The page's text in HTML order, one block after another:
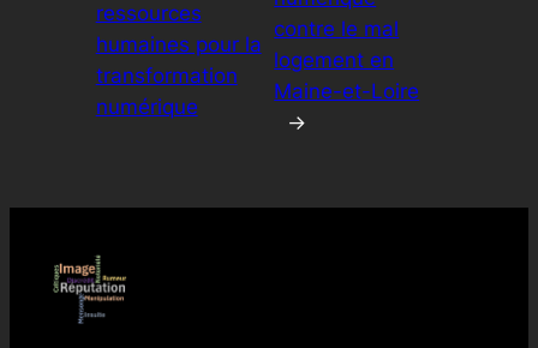
ressources
humaines pour la
transformation
numérique
contre le mal
logement en
Maine-et-Loire
→